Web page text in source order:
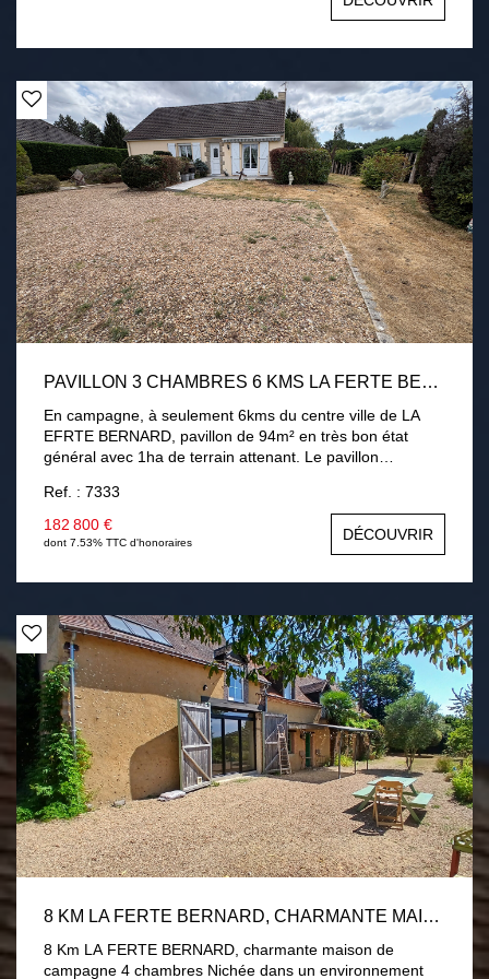
3000 m2 environ avec terrasse, cour intérieur et appentis
chauffage électrique, conduit existant pour poêle Tout à
l'égout Une visite s'impose !
PAVILLON 3 CHAMBRES 6 KMS LA FERTE BERNARD 1HA DE TERRAIN
En campagne, à seulement 6kms du centre ville de LA
EFRTE BERNARD, pavillon de 94m² en très bon état
général avec 1ha de terrain attenant. Le pavillon
salon-séjour avec poêle à granulés, une chambre, une
salle d'eau. En demi palier deux chambres. Garage,
buanderie. Menuiseries PVC double vitrage volets
roulants électrique. Assainissement par fosse toutes eaux
conforme. Terrain de 1 hectare divisé en près et verger
Ref. : 7333
182 800 €
dont 7.53% TTC d'honoraires DÉCOUVRIR
8 KM LA FERTE BERNARD, CHARMANTE MAISON DE CAMPAGNE 4 CHAMBRES
8 Km LA FERTE BERNARD, charmante maison de
campagne 4 chambres Nichée dans un environnement